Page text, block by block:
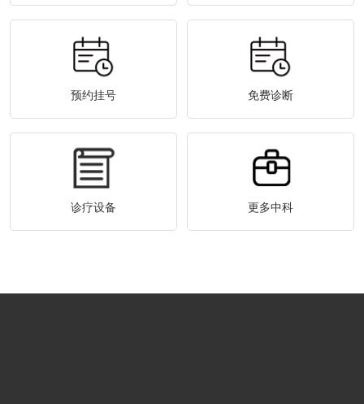
预约挂号 免费诊断
诊疗设备 更多中科